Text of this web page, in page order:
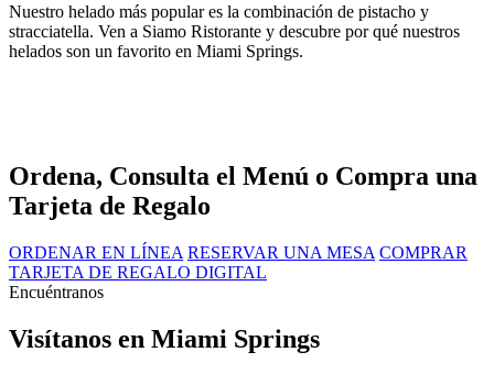
Nuestro helado más popular es la combinación de pistacho y
stracciatella. Ven a Siamo Ristorante y descubre por qué nuestros
helados son un favorito en Miami Springs.
Ordena, Consulta el Menú o Compra una
Tarjeta de Regalo
ORDENAR EN LÍNEA RESERVAR UNA MESA COMPRAR
TARJETA DE REGALO DIGITAL
Encuéntranos
Visítanos en Miami Springs